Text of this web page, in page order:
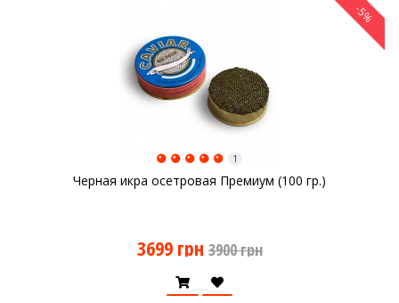
-5%
Черная икра осетровая Премиум (100 гр.)
1
3699 грн 3900 грн